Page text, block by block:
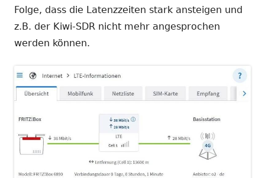
Folge, dass die Latenzzeiten stark ansteigen und
z.B. der Kiwi-SDR nicht mehr angesprochen
werden können.